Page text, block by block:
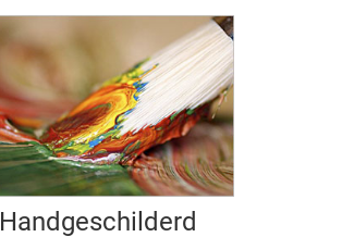
Handgeschilderd